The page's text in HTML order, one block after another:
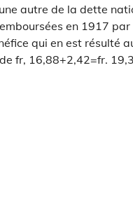
autre de la dette
en 1917 par
qui en est résulté
fr, 16,88+2,42=fr.